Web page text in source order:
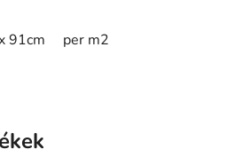
91cm per m2